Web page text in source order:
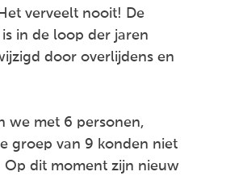
verveelt nooit! De
in de loop der jaren
door overlijdens en
we met 6 personen,
groep van 9 konden niet
Op dit moment zijn nieuw